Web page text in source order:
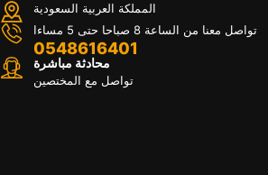
المملكة العربية السعودية
تواصل معنا من الساعة 8 صباحا حتى 5 مساءا
0548616401
محادثة مباشرة
تواصل مع المختصين